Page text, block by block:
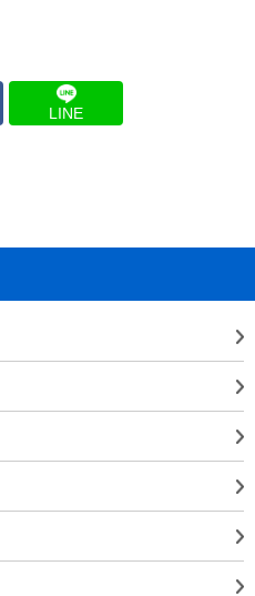
LINE